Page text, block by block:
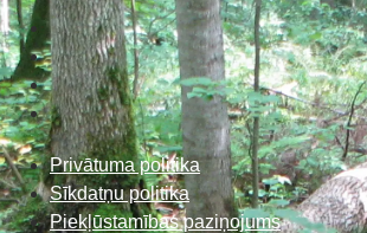
Privātuma politika
Sīkdatņu politika
Piekļūstamības paziņojums